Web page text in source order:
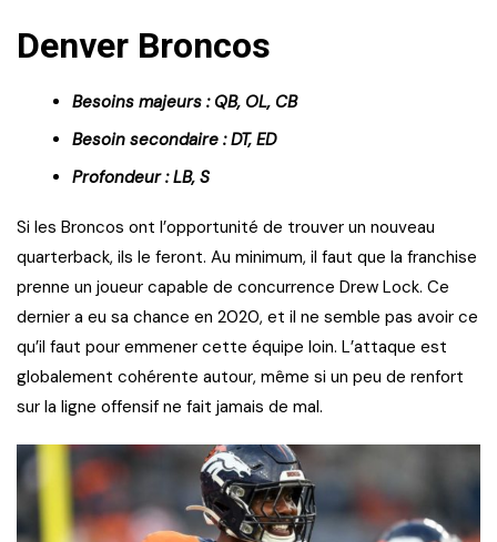
Denver Broncos
Besoins majeurs : QB, OL, CB
Besoin secondaire : DT, ED
Profondeur : LB, S
Si les Broncos ont l’opportunité de trouver un nouveau
quarterback, ils le feront. Au minimum, il faut que la franchise
prenne un joueur capable de concurrence Drew Lock. Ce
dernier a eu sa chance en 2020, et il ne semble pas avoir ce
qu’il faut pour emmener cette équipe loin. L’attaque est
globalement cohérente autour, même si un peu de renfort
sur la ligne offensif ne fait jamais de mal.